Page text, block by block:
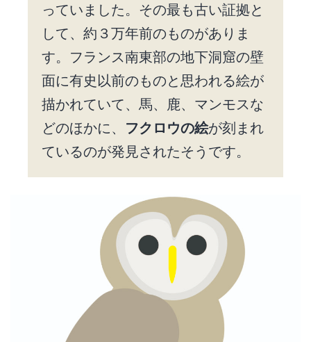
っていました。その最も古い証拠と
して、約３万年前のものがありま
す。フランス南東部の地下洞窟の壁
面に有史以前のものと思われる絵が
描かれていて、馬、鹿、マンモスな
どのほかに、 フクロウの絵が刻まれ
ているのが発見されたそうです。